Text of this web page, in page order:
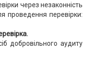
через незаконність
проведення перевірки:
добровільного аудиту